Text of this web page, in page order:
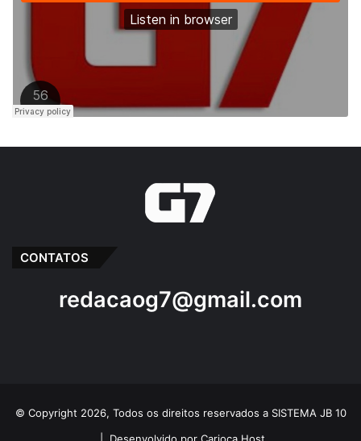
CONTATOS
redacaog7@gmail.com
© Copyright 2026, Todos os direitos reservados a SISTEMA JB 10